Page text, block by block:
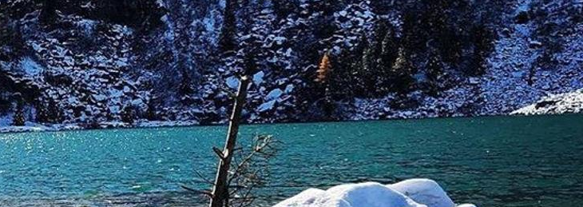
, noto per i recenti ritrovamenti di tombe
(portici), i resti delle sei torri che difendevano il
sec.). I tre centri del comune di Vione
costituita da archi e finestre di fine fattura,
volumetrie regolari.
concludere con la visita di due comuni. Il primo
laVia Crucisnella chiesa di San Bernardino,
di San Maurizio e iresti del castello.